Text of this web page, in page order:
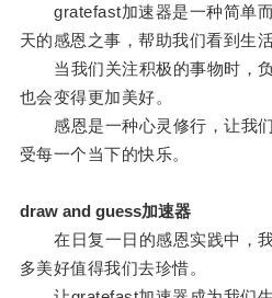
gratefast加速器是一种简单而
天的感恩之事，帮助我们看到生
当我们关注积极的事物时，负
也会变得更加美好。
感恩是一种心灵修行，让我们
受每一个当下的快乐。
draw and guess加速器
在日复一日的感恩实践中，我
多美好值得我们去珍惜。